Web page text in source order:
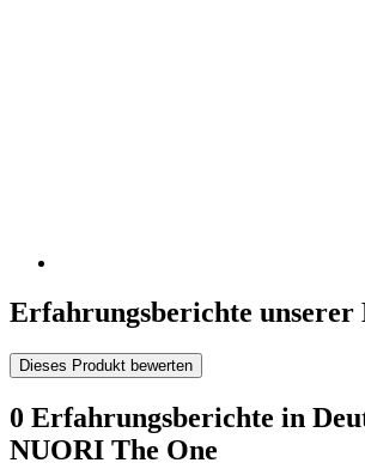
Erfahrungsberichte unserer
Dieses Produkt bewerten
0 Erfahrungsberichte in
NUORI The One